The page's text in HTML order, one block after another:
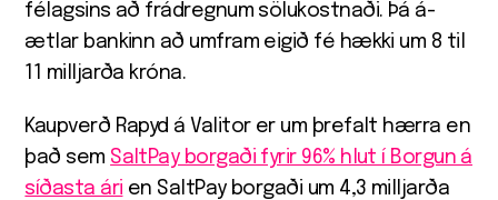
fé­lagsins að frá­dregnum sölu­kostnaði. Þá á­
ætlar bankinn að um­fram eigið fé hækki um 8 til
11 milljarða króna.
Kaupverð Rapyd á Valitor er um þrefalt hærra en
það sem SaltPay borgaði fyrir 96% hlut í Borgun á
síðasta ári en SaltPay borgaði um 4,3 milljarða